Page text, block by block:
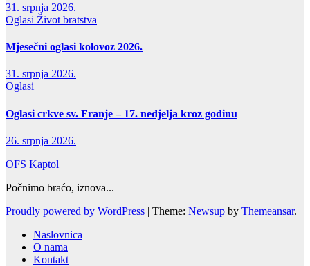
31. srpnja 2026.
Oglasi Život bratstva
Mjesečni oglasi kolovoz 2026.
31. srpnja 2026.
Oglasi
Oglasi crkve sv. Franje – 17. nedjelja kroz godinu
26. srpnja 2026.
OFS Kaptol
Počnimo braćo, iznova...
Proudly powered by WordPress | Theme: Newsup by Themeansar.
Naslovnica
O nama
Kontakt